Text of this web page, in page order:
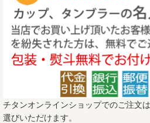
チタンオンラインショップでのご注文
選びいただけます。